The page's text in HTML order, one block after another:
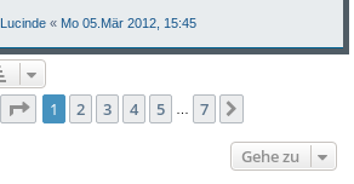
Lucinde « Mo 05.Mär 2012, 15:45
Seite 1von
1 2 3 4 5 7
Gehe zu